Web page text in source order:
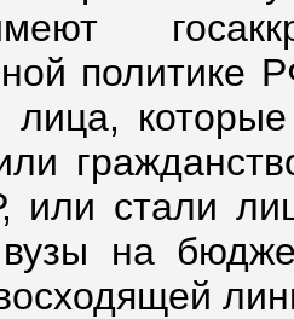
политике
лица,
или стали
вузы на